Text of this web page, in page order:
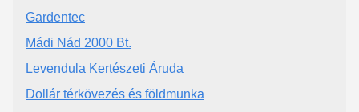
Gardentec
Mádi Nád 2000 Bt.
Levendula Kertészeti Áruda
Dollár térkövezés és földmunka